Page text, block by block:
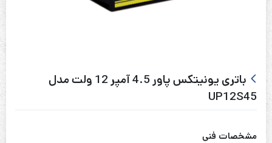
باتری یونیتکس پاور 4.5 آمپر 12 ولت مدل
UP12S45
مشخصات فنی